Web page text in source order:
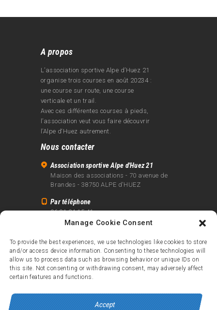
Manage Cookie Consent
To provide the best experiences, we use technologies like cookies to store
and/or access device information. Consenting to these technologies will
allow us to process data such as browsing behavior or unique IDs on
this site. Not consenting or withdrawing consent, may adversely affect
certain features and functions.
Accept
A propos
L’association sportive Alpe d’Huez 21
organise trois courses en août 20234 :
une course sur route, une course
verticale et un trail.
Avec ces différentes courses à pieds,
l’association veut vous faire découvrir
l’Alpe d‘Huez autrement.
Nous contacter
Association sportive Alpe d'Huez 21
Maison des associations - 70 avenue de
Brandes - 38750 ALPE d'HUEZ
Par téléphone
06 81 24 15 41
info@alpe21.fr
Mentions légales
Contact
crédits